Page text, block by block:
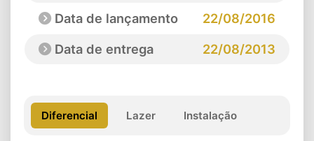
Data de lançamento
22/08/2016
Data de entrega
22/08/2013
Diferencial Lazer Instalação